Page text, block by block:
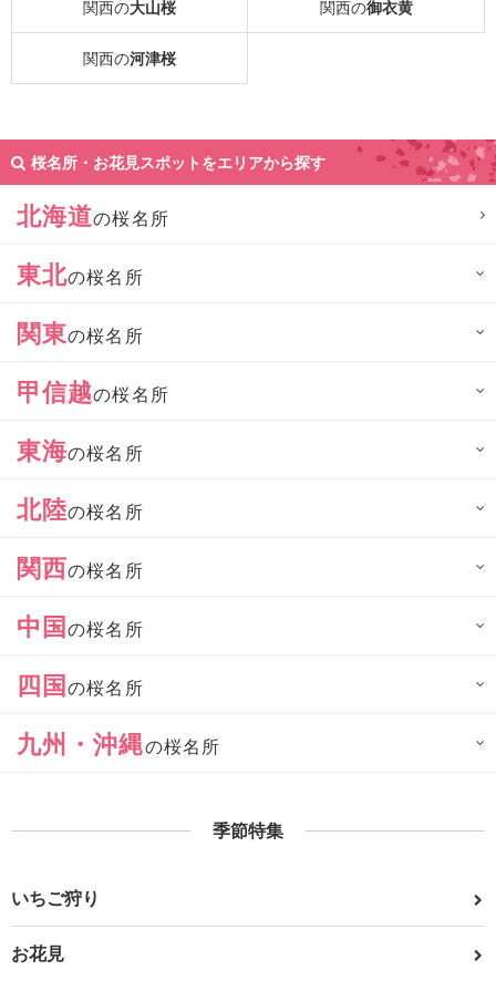
関西の大山桜 関西の御衣黄
関西の河津桜
桜名所・お花見スポットをエリアから探す
北海道の桜名所
東北の桜名所
関東の桜名所
甲信越の桜名所
東海の桜名所
北陸の桜名所
関西の桜名所
中国の桜名所
四国の桜名所
九州・沖縄の桜名所
季節特集
いちご狩り
お花見